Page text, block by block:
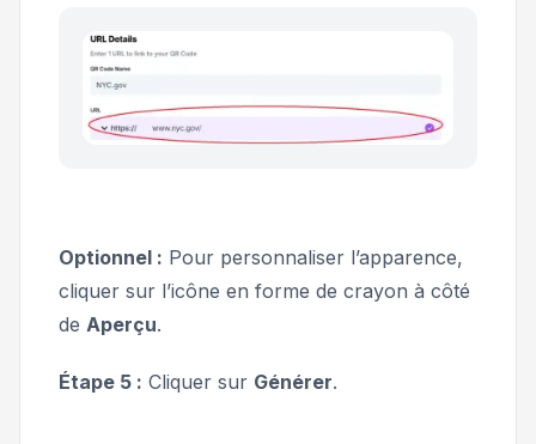
Optionnel : Pour personnaliser l’apparence,
cliquer sur l’icône en forme de crayon à côté
de Aperçu.
Étape 5 : Cliquer sur Générer.